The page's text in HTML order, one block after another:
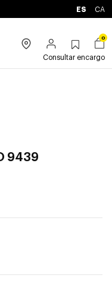
ES CA
0
Consultar encargo
9439